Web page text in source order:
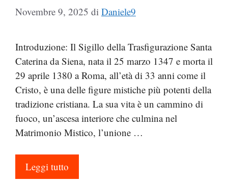
Novembre 9, 2025 di Daniele9
Introduzione: Il Sigillo della Trasfigurazione Santa
Caterina da Siena, nata il 25 marzo 1347 e morta il
29 aprile 1380 a Roma, all’età di 33 anni come il
Cristo, è una delle figure mistiche più potenti della
tradizione cristiana. La sua vita è un cammino di
fuoco, un’ascesa interiore che culmina nel
Matrimonio Mistico, l’unione …
Leggi tutto